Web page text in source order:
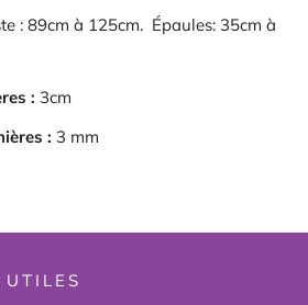
: 89cm à 125cm. Épaules: 35cm à
: 3cm
: 3 mm